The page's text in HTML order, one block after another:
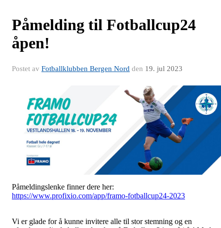
Påmelding til Fotballcup24
åpen!
Postet av Fotballklubben Bergen Nord den 19. jul 2023
Påmeldingslenke finner dere her:
https://www.profixio.com/app/framo-fotballcup24-2023
Vi er glade for å kunne invitere alle til stor stemning og en